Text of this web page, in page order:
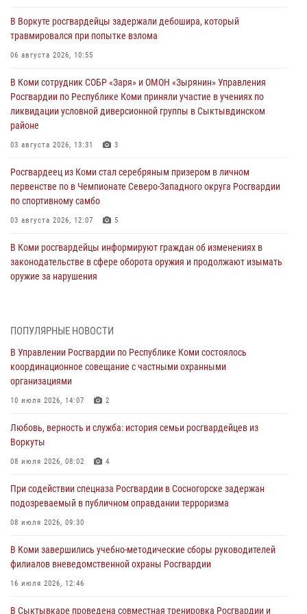
В Воркуте росгвардейцы задержали дебошира, который
травмировался при попытке взлома
06 августа 2026, 10:55
В Коми сотрудник СОБР «Заря» и ОМОН «Зырянин» Управления
Росгвардии по Республике Коми приняли участие в учениях по
ликвидации условной диверсионной группы в Сыктывдинском
районе
03 августа 2026, 13:31 3
Росгвардеец из Коми стал серебряным призером в личном
первенстве по в Чемпионате Северо-Западного округа Росгвардии
по спортивному самбо
03 августа 2026, 12:07 5
В Коми росгвардейцы информируют граждан об изменениях в
законодательстве в сфере оборота оружия и продолжают изымать
оружие за нарушения
для добровольной сдачи оружия
31 июля 2026, 10:55
Временно исполняющий обязанности начальника Управления
Росгвардии по Республике Коми лично проверил ДОЛ «Орленок»
В Усинске росгвардейцы оперативно отработали план «Квартал»
30 июля 2026, 13:53
В Санкт-Петербурге прошел окружной этап ежегодного
Всероссийского конкурса профессионального мастерства среди
сотрудников вневедомственной охраны Росгвардии
В Сыктывкаре росгвардейцы приняли участие в молебне в рамках
Дня Крещения Руси и Дня святого равноапостольного князя
ПОПУЛЯРНЫЕ НОВОСТИ
В Управлении Росгвардии по Республике Коми состоялось
координационное совещание с частными охранными
организациями
10 июля 2026, 14:07 2
Любовь, верность и служба: история семьи росгвардейцев из
Воркуты
08 июля 2026, 08:02 4
При содействии спецназа Росгвардии в Сосногорске задержан
подозреваемый в публичном оправдании терроризма
08 июля 2026, 09:30
В Коми завершились учебно-методические сборы руководителей
филиалов вневедомственной охраны Росгвардии
16 июля 2026, 12:46
В Сыктывкаре проведена совместная тренировка Росгвардии и